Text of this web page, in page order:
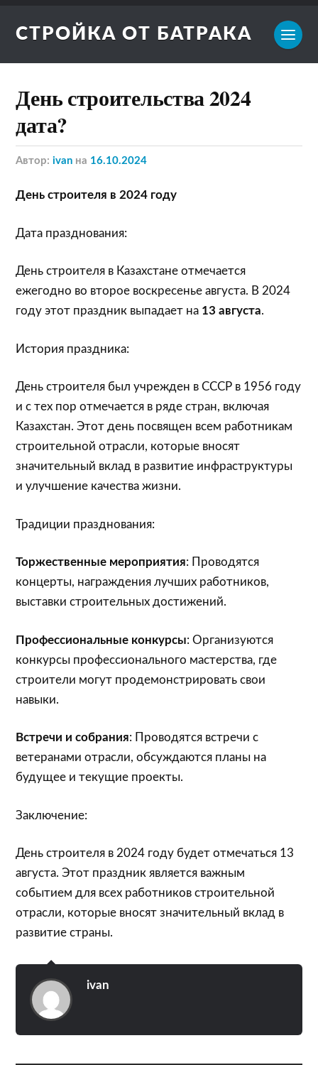
СТРОЙКА ОТ БАТРАКА
День строительства 2024
дата?
Автор:ivan на 16.10.2024
День строителя в 2024 году
Дата празднования:
День строителя в Казахстане отмечается
ежегодно во второе воскресенье августа. В 2024
году этот праздник выпадает на 13 августа.
История праздника:
День строителя был учрежден в СССР в 1956 году
и с тех пор отмечается в ряде стран, включая
Казахстан. Этот день посвящен всем работникам
строительной отрасли, которые вносят
значительный вклад в развитие инфраструктуры
и улучшение качества жизни.
Традиции празднования:
Торжественные мероприятия: Проводятся
концерты, награждения лучших работников,
выставки строительных достижений.
Профессиональные конкурсы: Организуются
конкурсы профессионального мастерства, где
строители могут продемонстрировать свои
навыки.
Встречи и собрания: Проводятся встречи с
ветеранами отрасли, обсуждаются планы на
будущее и текущие проекты.
Заключение:
День строителя в 2024 году будет отмечаться 13
августа. Этот праздник является важным
событием для всех работников строительной
отрасли, которые вносят значительный вклад в
развитие страны.
ivan